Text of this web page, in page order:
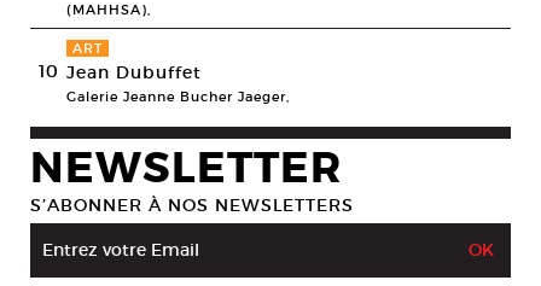
(MAHHSA),
10
ART
Jean Dubuffet
Galerie Jeanne Bucher Jaeger,
NEWSLETTER
S’ABONNER À NOS NEWSLETTERS